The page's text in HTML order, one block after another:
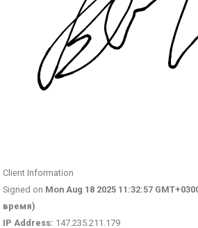
Client Information
Signed on Mon Aug 18 2025 11:32:57
время)
IP Address: 147.235.211.179